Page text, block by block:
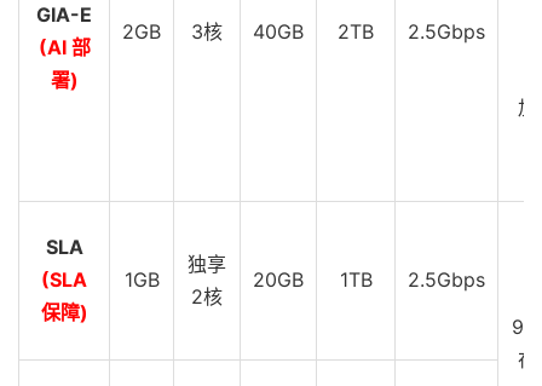
加
GIA-E
(AI 部
署)
2GB 3核 40GB 2TB 2.5Gbps
SLA
(SLA
保障)
1GB
独享
2核
20GB 1TB 2.5Gbps
在